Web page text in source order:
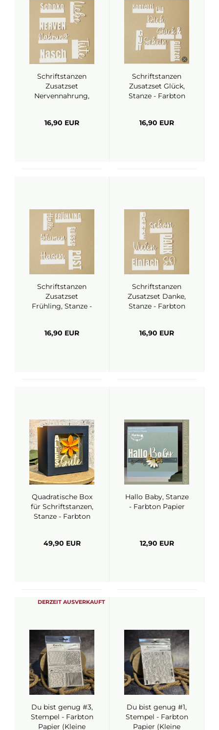
Schriftstanzen
Zusatzset
Nervennahrung,
16,90 EUR
Schriftstanzen
Zusatzset Glück,
Stanze - Farbton
16,90 EUR
Schriftstanzen
Zusatzset
Frühling, Stanze -
16,90 EUR
Schriftstanzen
Zusatzset Danke,
Stanze - Farbton
16,90 EUR
Quadratische Box
für Schriftstanzen,
Stanze - Farbton
49,90 EUR
Hallo Baby, Stanze
- Farbton Papier
12,90 EUR
DERZEIT AUSVERKAUFT
Du bist genug #3,
Stempel - Farbton
Papier (Kleine
Du bist genug #1,
Stempel - Farbton
Papier (Kleine